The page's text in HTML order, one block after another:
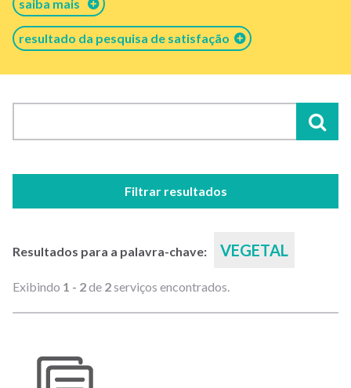
saiba mais
resultado da pesquisa de satisfação
Filtrar resultados
Resultados para a palavra-chave: VEGETAL
Exibindo 1 - 2de 2serviços encontrados.